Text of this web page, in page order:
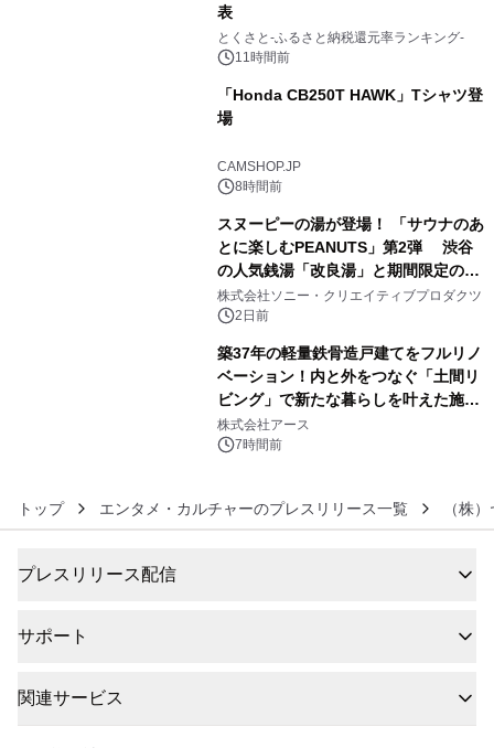
表
とくさと-ふるさと納税還元率ランキング-
11時間前
「Honda CB250T HAWK」Tシャツ登
場
CAMSHOP.JP
8時間前
スヌーピーの湯が登場！ 「サウナのあ
とに楽しむPEANUTS」第2弾 渋谷
の人気銭湯「改良湯」と期間限定のコ
ラボレーション サウナイキタイコラ
ボグッズも発売決定！
株式会社ソニー・クリエイティブプロダクツ
2日前
築37年の軽量鉄骨造戸建てをフルリノ
ベーション！内と外をつなぐ「土間リ
ビング」で新たな暮らしを叶えた施工
事例を株式会社アースが公開
株式会社アース
7時間前
トップ エンタメ・カルチャーのプレスリリース一覧 （株
プレスリリース配信
サポート
関連サービス